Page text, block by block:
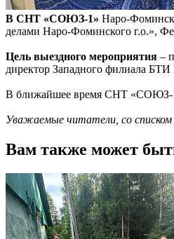
В СНТ «СОЮЗ-1» Наро-
делами Наро-Фоминского г.о.»,
Цель выездного мероприятия –
директор Западного филиала БТИ
В ближайшее время СНТ «СОЮЗ-
Уважаемые читатели, со
Вам также может